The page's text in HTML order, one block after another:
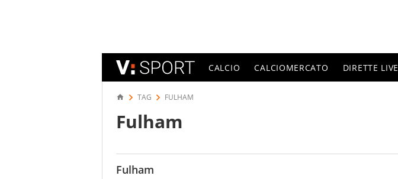
CALCIO CALCIOMERCATO DIRETTE LIVE
TAG FULHAM
Fulham
Fulham